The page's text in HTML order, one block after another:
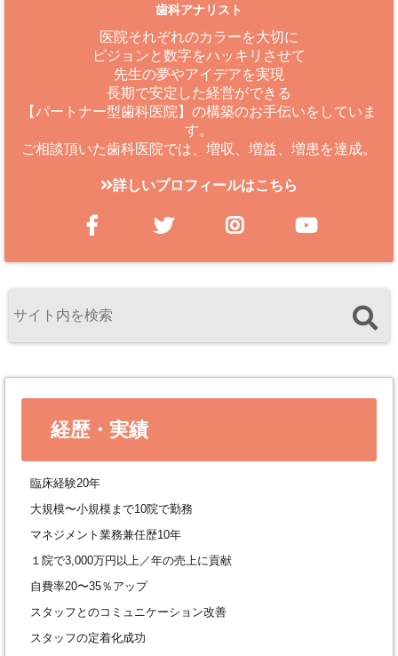
歯科アナリスト
医院それぞれのカラーを大切に
ビジョンと数字をハッキリさせて
先生の夢やアイデアを実現
長期で安定した経営ができる
【パートナー型歯科医院】の構築のお手伝いをしていま
す。
ご相談頂いた歯科医院では、増収、増益、増患を達成。
詳しいプロフィールはこちら
経歴・実績
臨床経験20年
大規模〜小規模まで10院で勤務
マネジメント業務兼任歴10年
１院で3,000万円以上／年の売上に貢献
自費率20〜35％アップ
スタッフとのコミュニケーション改善
スタッフの定着化成功